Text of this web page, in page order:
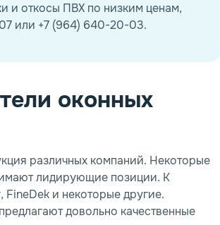
и откосы ПВХ по низким ценам,
или +7 (964) 640-20-03.
оконных
различных компаний. Некоторые
лидирующие позиции. К
и некоторые другие.
довольно качественные
* E-mail*
* E-mail*